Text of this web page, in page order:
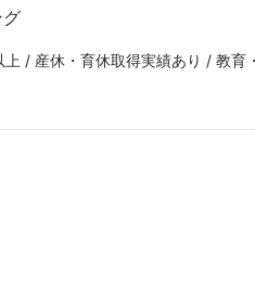
/ 産休・育休取得実績あり / 教育